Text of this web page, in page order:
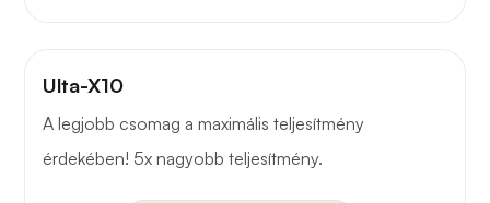
Ulta-X10
A legjobb csomag a maximális teljesítmény
érdekében! 5x nagyobb teljesítmény.